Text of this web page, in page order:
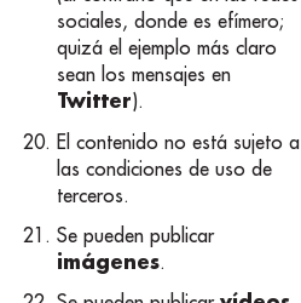
sociales, donde es efímero;
quizá el ejemplo más claro
sean los mensajes en
Twitter).
El contenido no está sujeto a
las condiciones de uso de
terceros.
Se pueden publicar
imágenes.